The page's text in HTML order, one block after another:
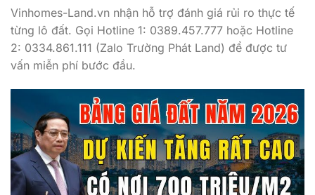
Vinhomes-Land.vn nhận hỗ trợ đánh giá rủi ro thực tế
từng lô đất. Gọi Hotline 1: 0389.457.777 hoặc Hotline
2: 0334.861.111 (Zalo Trường Phát Land) để được tư
vấn miễn phí bước đầu.